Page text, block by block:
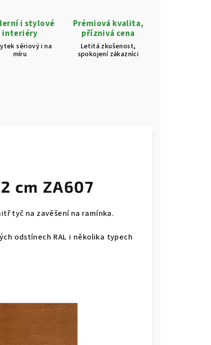
i stylové
interiéry
sériový i na
míru
Prémiová kvalita,
příznivá cena
Letitá zkušenost,
spokojení zákazníci
cm ZA607
tyč na zavěšení na ramínka.
odstínech RAL i několika typech